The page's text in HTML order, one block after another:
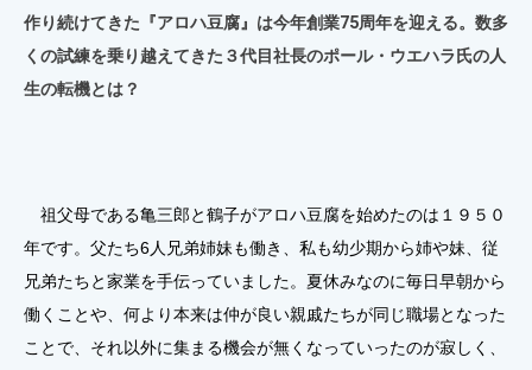
作り続けてきた『アロハ豆腐』は今年創業75周年を迎える。数多
くの試練を乗り越えてきた３代目社長のポール・ウエハラ氏の人
生の転機とは？
祖父母である亀三郎と鶴子がアロハ豆腐を始めたのは１９５０
年です。父たち6人兄弟姉妹も働き、私も幼少期から姉や妹、従
兄弟たちと家業を手伝っていました。夏休みなのに毎日早朝から
働くことや、何より本来は仲が良い親戚たちが同じ職場となった
ことで、それ以外に集まる機会が無くなっていったのが寂しく、